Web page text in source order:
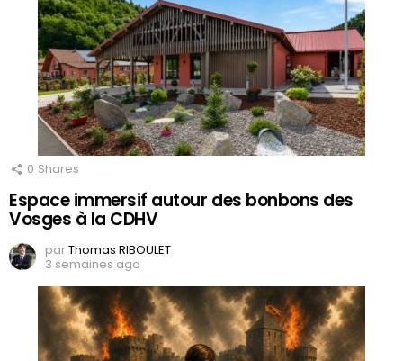
0 Shares
Espace immersif autour des bonbons des
Vosges à la CDHV
parThomas RIBOULET
3 semaines ago